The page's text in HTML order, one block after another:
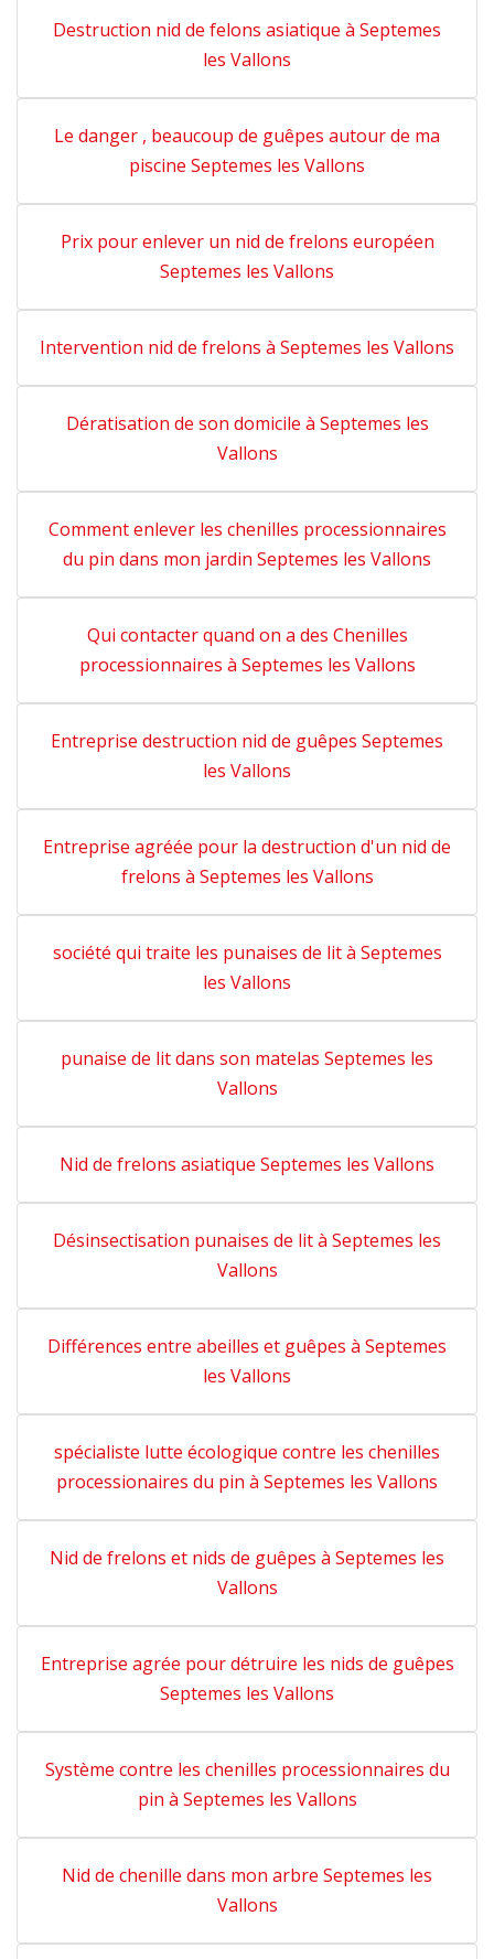
Destruction nid de felons asiatique à Septemes
les Vallons
Le danger , beaucoup de guêpes autour de ma
piscine Septemes les Vallons
Prix pour enlever un nid de frelons européen
Septemes les Vallons
Intervention nid de frelons à Septemes les Vallons
Dératisation de son domicile à Septemes les
Vallons
Comment enlever les chenilles processionnaires
du pin dans mon jardin Septemes les Vallons
Qui contacter quand on a des Chenilles
processionnaires à Septemes les Vallons
Entreprise destruction nid de guêpes Septemes
les Vallons
Entreprise agréée pour la destruction d'un nid de
frelons à Septemes les Vallons
société qui traite les punaises de lit à Septemes
les Vallons
punaise de lit dans son matelas Septemes les
Vallons
Nid de frelons asiatique Septemes les Vallons
Désinsectisation punaises de lit à Septemes les
Vallons
Différences entre abeilles et guêpes à Septemes
les Vallons
spécialiste lutte écologique contre les chenilles
processionaires du pin à Septemes les Vallons
Nid de frelons et nids de guêpes à Septemes les
Vallons
Entreprise agrée pour détruire les nids de guêpes
Septemes les Vallons
Système contre les chenilles processionnaires du
pin à Septemes les Vallons
Nid de chenille dans mon arbre Septemes les
Vallons